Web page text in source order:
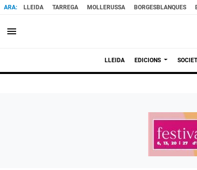
LLEIDA TARREGA MOLLERUSSA BORGESBLANQUES
menu
LLEIDA EDICIONS